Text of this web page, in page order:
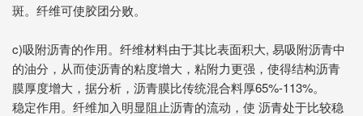
斑。纤维可使胶团分败。
c)吸附沥青的作用。纤维材料由于其比表面积大, 易吸附沥青中
的油分，从而使沥青的粘度增大，粘附力更强，使得结构沥青
膜厚度增大，据分析，沥青膜比传统混合料厚65%-113%。
稳定作用。纤维加入明显阻止沥青的流动，使 沥青处于比较稳